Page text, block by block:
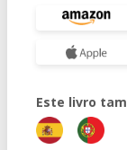
Este livro